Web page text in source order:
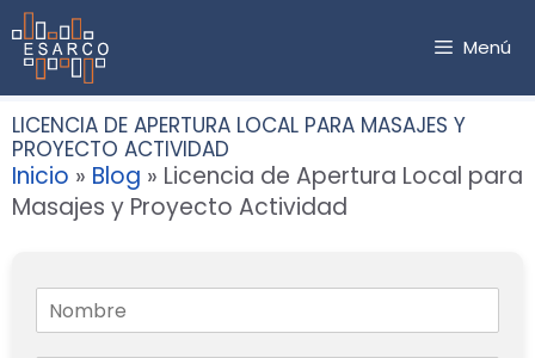
Saltar
al
contenido
Menú
LICENCIA DE APERTURA LOCAL PARA MASAJES Y
PROYECTO ACTIVIDAD
Inicio » Blog » Licencia de Apertura Local para
Masajes y Proyecto Actividad